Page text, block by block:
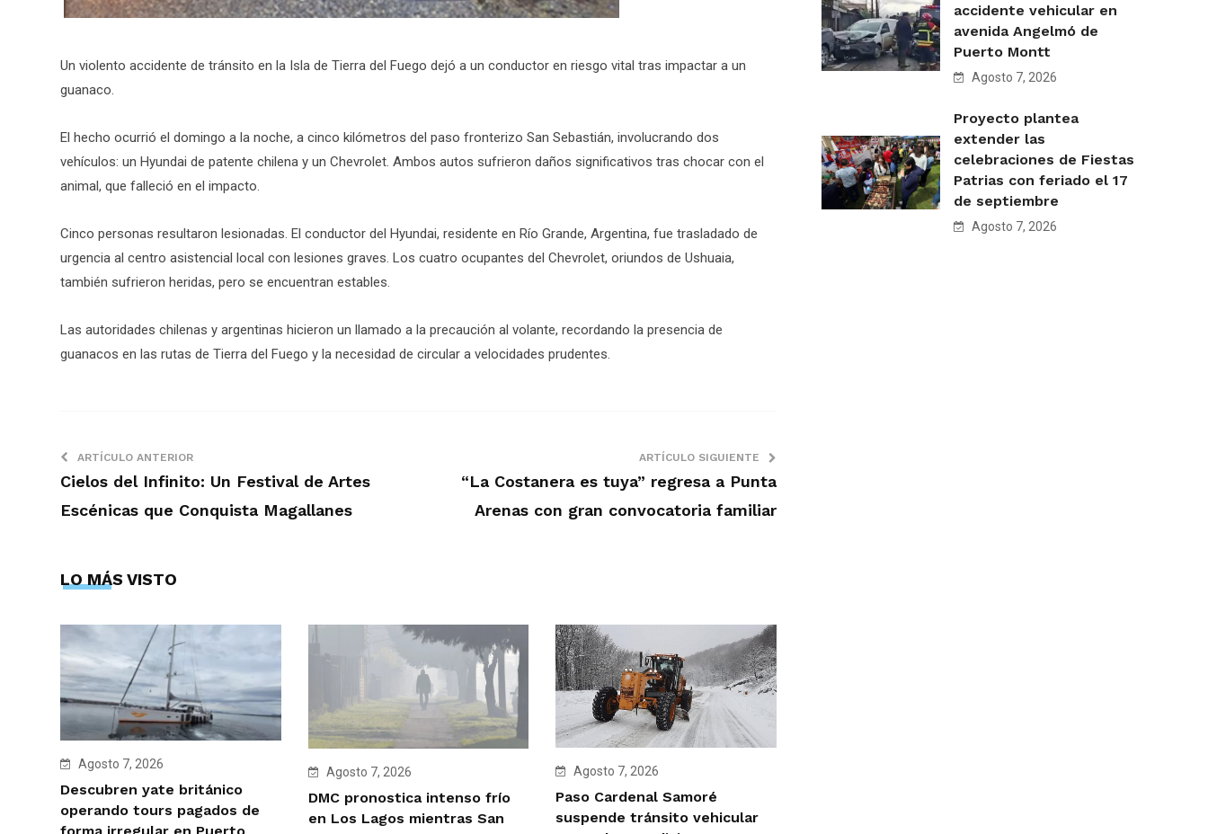
Un violento accidente de tránsito en la Isla de Tierra del Fuego dejó a un conductor en riesgo vital tras impactar a un
guanaco.
El hecho ocurrió el domingo a la noche, a cinco kilómetros del paso fronterizo San Sebastián, involucrando dos
vehículos: un Hyundai de patente chilena y un Chevrolet. Ambos autos sufrieron daños significativos tras chocar con el
animal, que falleció en el impacto.
Cinco personas resultaron lesionadas. El conductor del Hyundai, residente en Río Grande, Argentina, fue trasladado de
urgencia al centro asistencial local con lesiones graves. Los cuatro ocupantes del Chevrolet, oriundos de Ushuaia,
también sufrieron heridas, pero se encuentran estables.
Las autoridades chilenas y argentinas hicieron un llamado a la precaución al volante, recordando la presencia de
guanacos en las rutas de Tierra del Fuego y la necesidad de circular a velocidades prudentes.
ARTÍCULO ANTERIOR
Cielos del Infinito: Un Festival de Artes
Escénicas que Conquista Magallanes
ARTÍCULO SIGUIENTE
“La Costanera es tuya” regresa a Punta
Arenas con gran convocatoria familiar
LO MÁS VISTO
Agosto 7, 2026
Descubren yate británico
operando tours pagados de
Agosto 7, 2026
DMC pronostica intenso frío
en Los Lagos mientras San
Agosto 7, 2026
Paso Cardenal Samoré
suspende tránsito vehicular
accidente vehicular en
avenida Angelmó de
Puerto Montt
Agosto 7, 2026
Proyecto plantea
extender las
celebraciones de Fiestas
Patrias con feriado el 17
de septiembre
Agosto 7, 2026